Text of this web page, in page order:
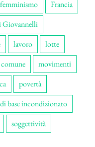
femminismo
Francia
Giovannelli
lavoro
lotte
movimenti
povertà
base incondizionato
soggettività